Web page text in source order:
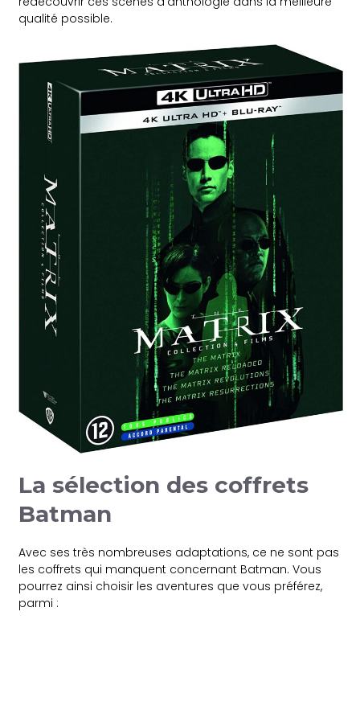
qualité possible.
La sélection des coffrets
Batman
Avec ses très nombreuses adaptations, ce ne sont pas
les coffrets qui manquent concernant Batman. Vous
pourrez ainsi choisir les aventures que vous préférez,
parmi :